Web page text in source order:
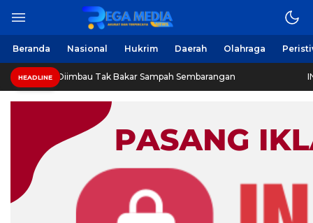
Beranda Nasional Hukrim Daerah Olahraga
HEADLINETak Bakar Sampah Sembarangan